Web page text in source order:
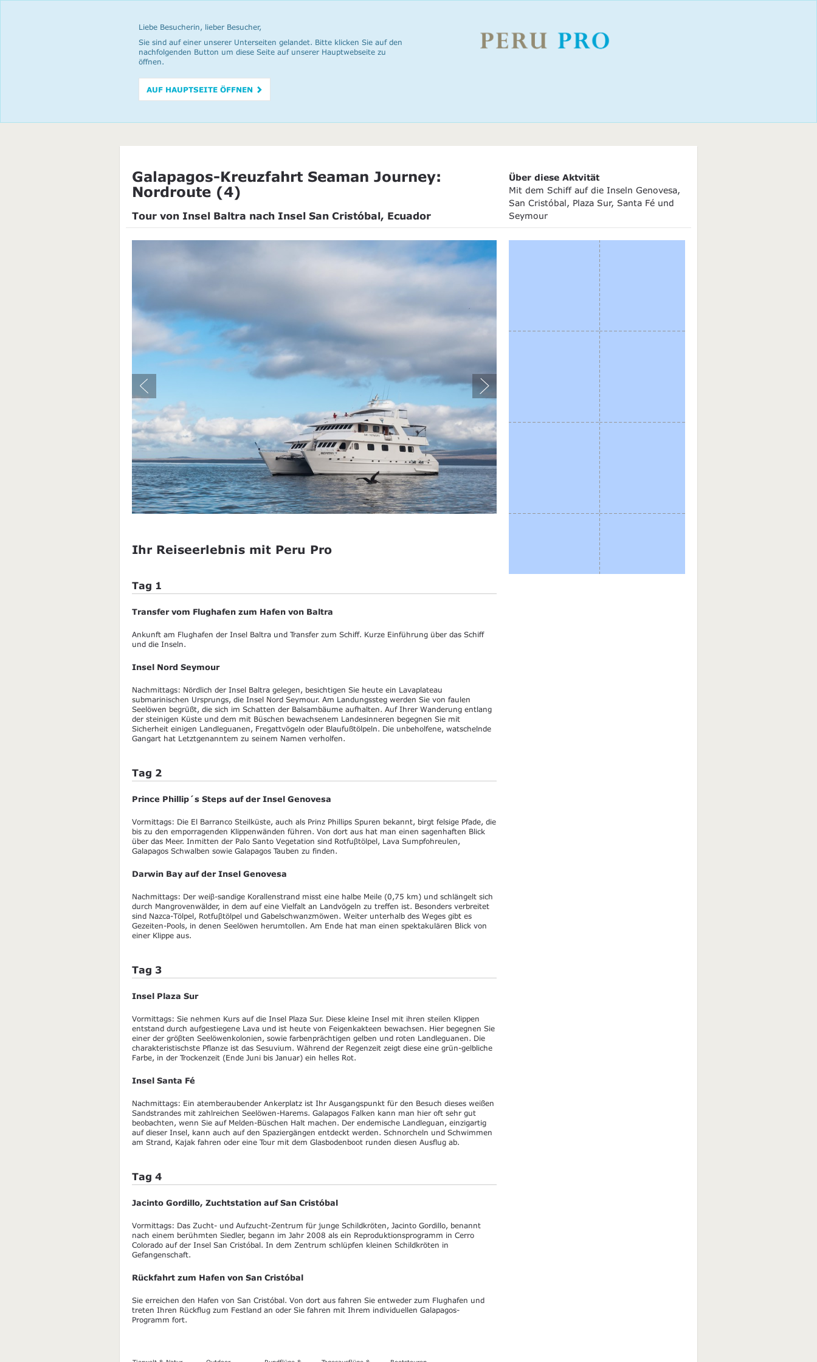
Liebe Besucherin, lieber Besucher,
Sie sind auf einer unserer Unterseiten gelandet. Bitte klicken Sie auf den
nachfolgenden Button um diese Seite auf unserer Hauptwebseite zu
öffnen.
AUF HAUPTSEITE ÖFFNEN
Galapagos-Kreuzfahrt Seaman Journey:
Nordroute (4)
Tour von Insel Baltra nach Insel San Cristóbal, Ecuador
Über diese Aktvität
Mit dem Schiff auf die Inseln Genovesa,
San Cristóbal, Plaza Sur, Santa Fé und
Seymour
Ihr Reiseerlebnis mit Peru Pro
Tag 1
Transfer vom Flughafen zum Hafen von Baltra
Ankunft am Flughafen der Insel Baltra und Transfer zum Schiff. Kurze Einführung über das Schiff
und die Inseln.
Insel Nord Seymour
Nachmittags: Nördlich der Insel Baltra gelegen, besichtigen Sie heute ein Lavaplateau
submarinischen Ursprungs, die Insel Nord Seymour. Am Landungssteg werden Sie von faulen
Seelöwen begrüßt, die sich im Schatten der Balsambäume aufhalten. Auf Ihrer Wanderung entlang
der steinigen Küste und dem mit Büschen bewachsenem Landesinneren begegnen Sie mit
Sicherheit einigen Landleguanen, Fregattvögeln oder Blaufußtölpeln. Die unbeholfene, watschelnde
Gangart hat Letztgenanntem zu seinem Namen verholfen.
Tag 2
Prince Phillip´s Steps auf der Insel Genovesa
Vormittags: Die El Barranco Steilküste, auch als Prinz Phillips Spuren bekannt, birgt felsige Pfade, die
bis zu den emporragenden Klippenwänden führen. Von dort aus hat man einen sagenhaften Blick
über das Meer. Inmitten der Palo Santo Vegetation sind Rotfuβtölpel, Lava Sumpfohreulen,
Galapagos Schwalben sowie Galapagos Tauben zu finden.
Darwin Bay auf der Insel Genovesa
Nachmittags: Der weiβ-sandige Korallenstrand misst eine halbe Meile (0,75 km) und schlängelt sich
durch Mangrovenwälder, in dem auf eine Vielfalt an Landvögeln zu treffen ist. Besonders verbreitet
sind Nazca-Tölpel, Rotfuβtölpel und Gabelschwanzmöwen. Weiter unterhalb des Weges gibt es
Gezeiten-Pools, in denen Seelöwen herumtollen. Am Ende hat man einen spektakulären Blick von
einer Klippe aus.
Tag 3
Insel Plaza Sur
Vormittags: Sie nehmen Kurs auf die Insel Plaza Sur. Diese kleine Insel mit ihren steilen Klippen
entstand durch aufgestiegene Lava und ist heute von Feigenkakteen bewachsen. Hier begegnen Sie
einer der gröβten Seelöwenkolonien, sowie farbenprächtigen gelben und roten Landleguanen. Die
charakteristischste Pflanze ist das Sesuvium. Während der Regenzeit zeigt diese eine grün-gelbliche
Farbe, in der Trockenzeit (Ende Juni bis Januar) ein helles Rot.
Insel Santa Fé
Nachmittags: Ein atemberaubender Ankerplatz ist Ihr Ausgangspunkt für den Besuch dieses weißen
Sandstrandes mit zahlreichen Seelöwen-Harems. Galapagos Falken kann man hier oft sehr gut
beobachten, wenn Sie auf Melden-Büschen Halt machen. Der endemische Landleguan, einzigartig
auf dieser Insel, kann auch auf den Spaziergängen entdeckt werden. Schnorcheln und Schwimmen
am Strand, Kajak fahren oder eine Tour mit dem Glasbodenboot runden diesen Ausflug ab.
Tag 4
Jacinto Gordillo, Zuchtstation auf San Cristóbal
Vormittags: Das Zucht- und Aufzucht-Zentrum für junge Schildkröten, Jacinto Gordillo, benannt
nach einem berühmten Siedler, begann im Jahr 2008 als ein Reproduktionsprogramm in Cerro
Colorado auf der Insel San Cristóbal. In dem Zentrum schlüpfen kleinen Schildkröten in
Gefangenschaft.
Rückfahrt zum Hafen von San Cristóbal
Sie erreichen den Hafen von San Cristóbal. Von dort aus fahren Sie entweder zum Flughafen und
treten Ihren Rückflug zum Festland an oder Sie fahren mit Ihrem individuellen Galapagos-
Programm fort.